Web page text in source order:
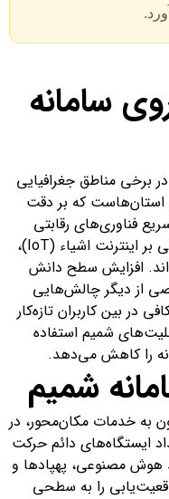
سامانه
مناطق جغرافیایی
استان‌هاست که بر دقت
فناوری‌های رقابتی
مانند شبکه‌های 5G و موقعیت‌یابی مبتنی بر اینترنت اشیاء (IoT)،
افزایش سطح دانش
از دیگر چالش‌هایی
در بین کاربران تازه‌کار
شمیم استفاده
را کاهش می‌دهد.
شمیم
به خدمات مکان‌محور، در
ایستگاه‌های دائم حرکت
هوش مصنوعی، پهپادها و
را به سطحی